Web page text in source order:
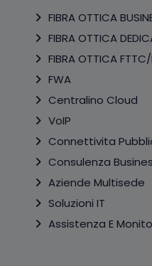
FIBRA OTTICA
FIBRA OTTICA
FIBRA OTTICA
FWA
Centralino Cloud
VoIP
Connettivita
Consulenza
Aziende Multisede
Soluzioni IT
Assistenza E